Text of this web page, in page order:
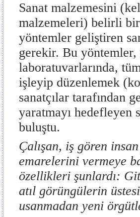
Sanat malzemesini
malzemeleri) belirli
yöntemler geliştiren
gerekir. Bu
laboratuvarlarında,
işleyip düzenlemek
sanatçılar tarafından
yaratmayı hedefleyen
buluştu.
Çalışan, iş gören
emarelerini vermeye
özellikleri şunlardı:
atıl görüngülerin
usanmadan yeni